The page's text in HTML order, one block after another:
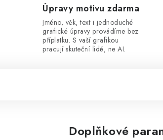
Úpravy motivu zdarma
Jméno, věk, text i jednoduché
grafické úpravy provádíme bez
příplatku. S vaší grafikou
pracují skuteční lidé, ne AI.
Doplňkové